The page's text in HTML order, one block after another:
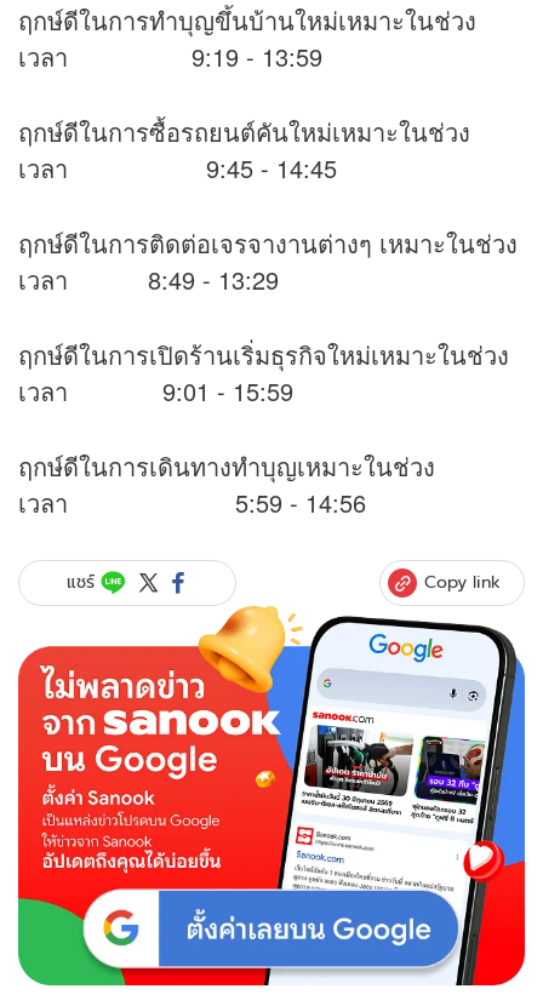
ฤกษ์ดีในการทำบุญขึ้นบ้านใหม่เหมาะในช่วง
เวลา 9:19 - 13:59
ฤกษ์ดีในการซื้อรถยนต์คันใหม่เหมาะในช่วง
เวลา 9:45 - 14:45
ฤกษ์ดีในการติดต่อเจรจางานต่างๆ เหมาะในช่วง
เวลา 8:49 - 13:29
ฤกษ์ดีในการเปิดร้านเริ่มธุรกิจใหม่เหมาะในช่วง
เวลา 9:01 - 15:59
ฤกษ์ดีในการเดินทางทำบุญเหมาะในช่วง
เวลา 5:59 - 14:56
แชร์ Copy link